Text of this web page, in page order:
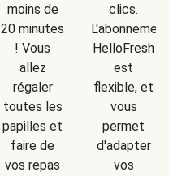
moins de
20 minutes
! Vous
allez
régaler
toutes les
papilles et
faire de
vos repas
clics.
L'abonnement
HelloFresh
est
flexible, et
vous
permet
d'adapter
vos